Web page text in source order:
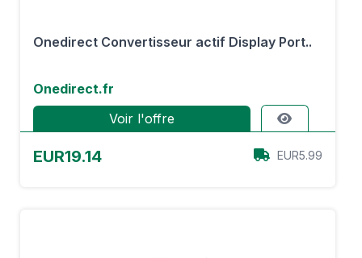
Onedirect Convertisseur actif Display Port..
Onedirect.fr
Voir l'offre
EUR19.14 EUR5.99